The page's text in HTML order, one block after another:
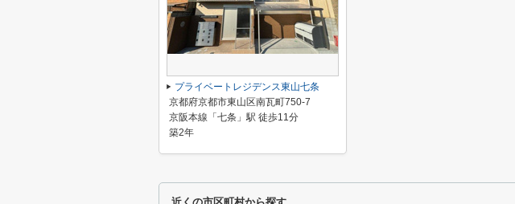
プライベートレジデンス東山七条
京都府京都市東山区南瓦町750-7
京阪本線「七条」駅 徒歩11分
築2年